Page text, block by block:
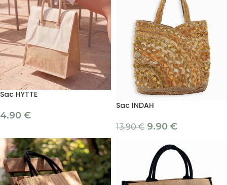
Sac HYTTE
4.90 €
Sac INDAH
13.90€ 9.90 €